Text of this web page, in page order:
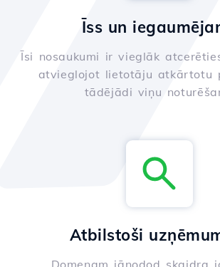
Īss un
Īsi nosaukumi ir vieglāk
atvieglojot lietotāju atkārtotu
tādējādi viņu
Atbilstoši